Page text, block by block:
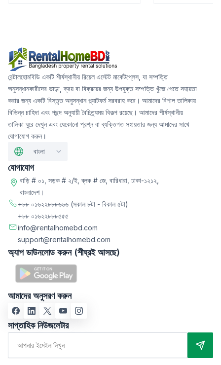
রেন্টালহোমবিডি একটি শীর্ষস্থানীয় রিয়েল এস্টেট মার্কেটপ্লেস, যা সম্পত্তি
অনুসন্ধানকারীদের ভাড়া, ক্রয় বা বিক্রয়ের জন্য উপযুক্ত সম্পত্তি খুঁজে পেতে সহায়তা
করার জন্য একটি বিস্তৃত অনুসন্ধান প্ল্যাটফর্ম সরবরাহ করে। আমাদের বিশাল তালিকায়
বিভিন্ন চাহিদা এবং পছন্দ অনুযায়ী বৈচিত্র্যময় বিকল্প রয়েছে। আমাদের শীর্ষস্থানীয়
তালিকা ঘুরে দেখুন এবং যেকোনো প্রশ্ন বা ব্যক্তিগত সহায়তার জন্য আমাদের সাথে
যোগাযোগ করুন।
বাংলা
যোগাযোগ
বাড়ি # ০১, সড়ক # ২/ই, ব্লক # জে, বারিধারা, ঢাকা-১২১২,
বাংলাদেশ।
+৮৮ ০১৬২২৮৮৮৬৬৬ (সকাল ৮টা - বিকাল ৫টা)
+৮৮ ০১৬২২৮৮৮৫৫৫
info@rentalhomebd.com
support@rentalhomebd.com
অ্যাপ ডাউনলোড করুন (শীঘ্রই আসছে)
আমাদের অনুসরণ করুন
সাপ্তাহিক নিউজলেটার